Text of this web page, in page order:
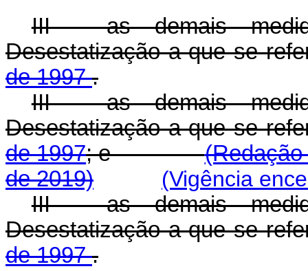
III - as demais
Desestatização a que se
de 1997.
III - as demais
Desestatização a que se
de 1997; e(Redação
de 2019)
(Vigência
III - as demais
Desestatização a que se
de 1997.